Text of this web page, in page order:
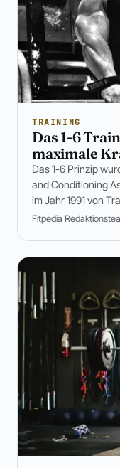
TRAINING
Das 1-6
maximale
Das 1-6 Prinzip
and Conditioning
im Jahr 1991 von
Fitpedia